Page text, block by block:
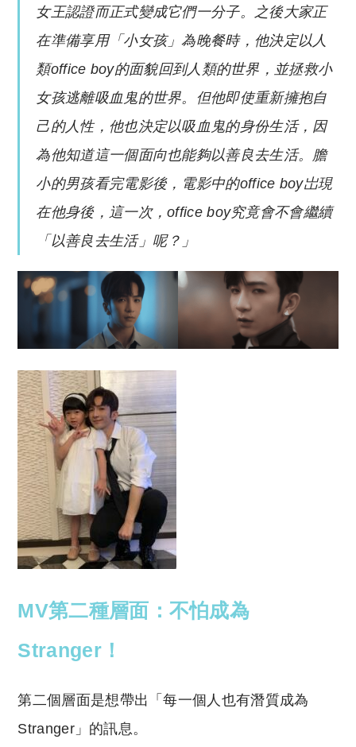
女王認證而正式變成它們一分子。之後大家正
在準備享用「小女孩」為晚餐時，他決定以人
類office boy的面貌回到人類的世界，並拯救小
女孩逃離吸血鬼的世界。但他即使重新擁抱自
己的人性，他也決定以吸血鬼的身份生活，因
為他知道這一個面向也能夠以善良去生活。膽
小的男孩看完電影後，電影中的office boy岀現
在他身後，這一次，office boy究竟會不會繼續
「以善良去生活」呢？」
MV第二種層面：不怕成為
Stranger！
第二個層面是想帶出「每一個人也有潛質成為
Stranger」的訊息。